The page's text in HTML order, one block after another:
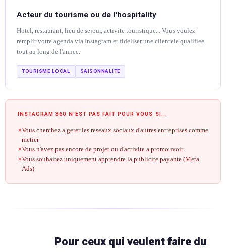
Acteur du tourisme ou de l'hospitality
Hotel, restaurant, lieu de sejour, activite touristique... Vous voulez
remplir votre agenda via Instagram et fideliser une clientele qualifiee
tout au long de l'annee.
TOURISME LOCAL SAISONNALITE
INSTAGRAM 360 N'EST PAS FAIT POUR VOUS SI...
Vous cherchez a gerer les reseaux sociaux d'autres entreprises comme
metier
Vous n'avez pas encore de projet ou d'activite a promouvoir
Vous souhaitez uniquement apprendre la publicite payante (Meta
Ads)
Pour ceux qui veulent faire du